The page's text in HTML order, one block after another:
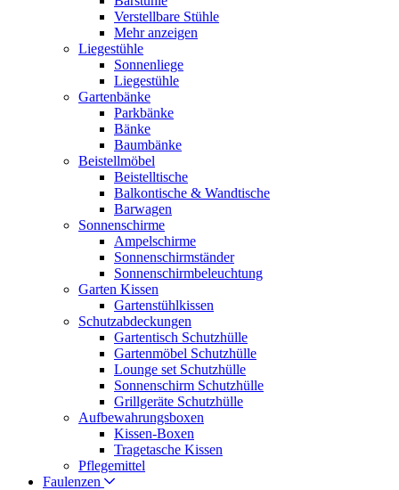
Verstellbare Stühle
Mehr anzeigen
Liegestühle
Sonnenliege
Liegestühle
Gartenbänke
Parkbänke
Bänke
Baumbänke
Beistellmöbel
Beistelltische
Balkontische & Wandtische
Barwagen
Sonnenschirme
Ampelschirme
Sonnenschirmständer
Sonnenschirmbeleuchtung
Garten Kissen
Gartenstühlkissen
Schutzabdeckungen
Gartentisch Schutzhülle
Gartenmöbel Schutzhülle
Lounge set Schutzhülle
Sonnenschirm Schutzhülle
Grillgeräte Schutzhülle
Aufbewahrungsboxen
Kissen-Boxen
Tragetasche Kissen
Pflegemittel
Faulenzen